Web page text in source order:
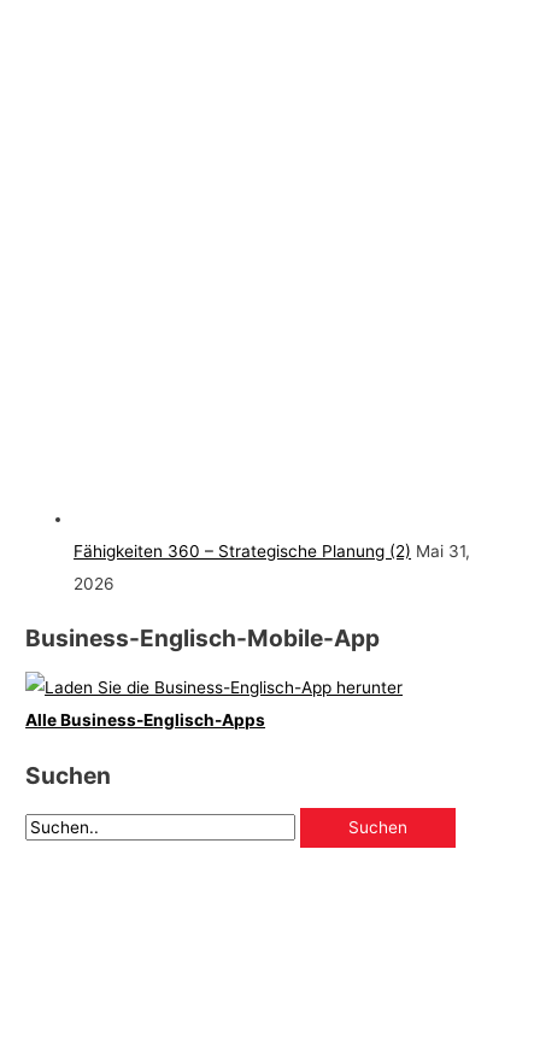
Fähigkeiten 360 – Strategische Planung (2) Mai 31,
2026
Business-Englisch-Mobile-App
Alle Business-Englisch-Apps
Suchen